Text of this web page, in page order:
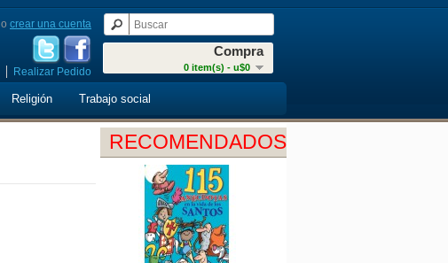
Compra
0 item(s) - u$0
o crear una cuenta
Realizar Pedido
Religión Trabajo social
RECOMENDADOS